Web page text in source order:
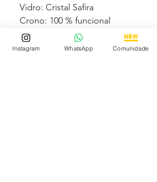
Vidro: Cristal Safira
Crono: 100 % funcional
Caixa: Aço inox
Pulseira: Couro
Instagram WhatsApp Comunidade